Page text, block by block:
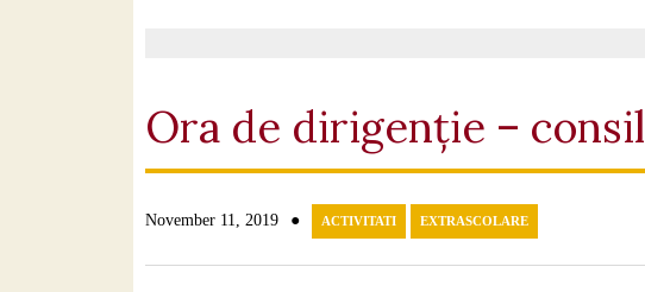
Ora de dirigenție –
November 11, 2019 ● ACTIVITATI EXTRASCOLARE